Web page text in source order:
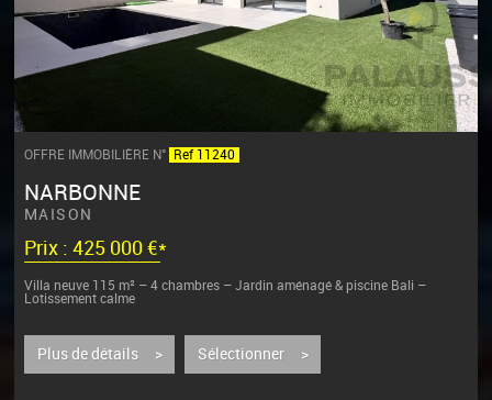
OFFRE IMMOBILIÈRE N° Ref 11240
NARBONNE
MAISON
Prix : 425 000 €*
Villa neuve 115 m² – 4 chambres – Jardin aménagé & piscine Bali –
Lotissement calme
Plus de détails > Sélectionner >